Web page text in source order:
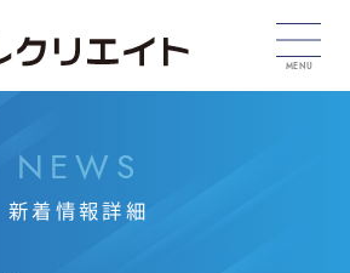
新着情報詳細
N EWS